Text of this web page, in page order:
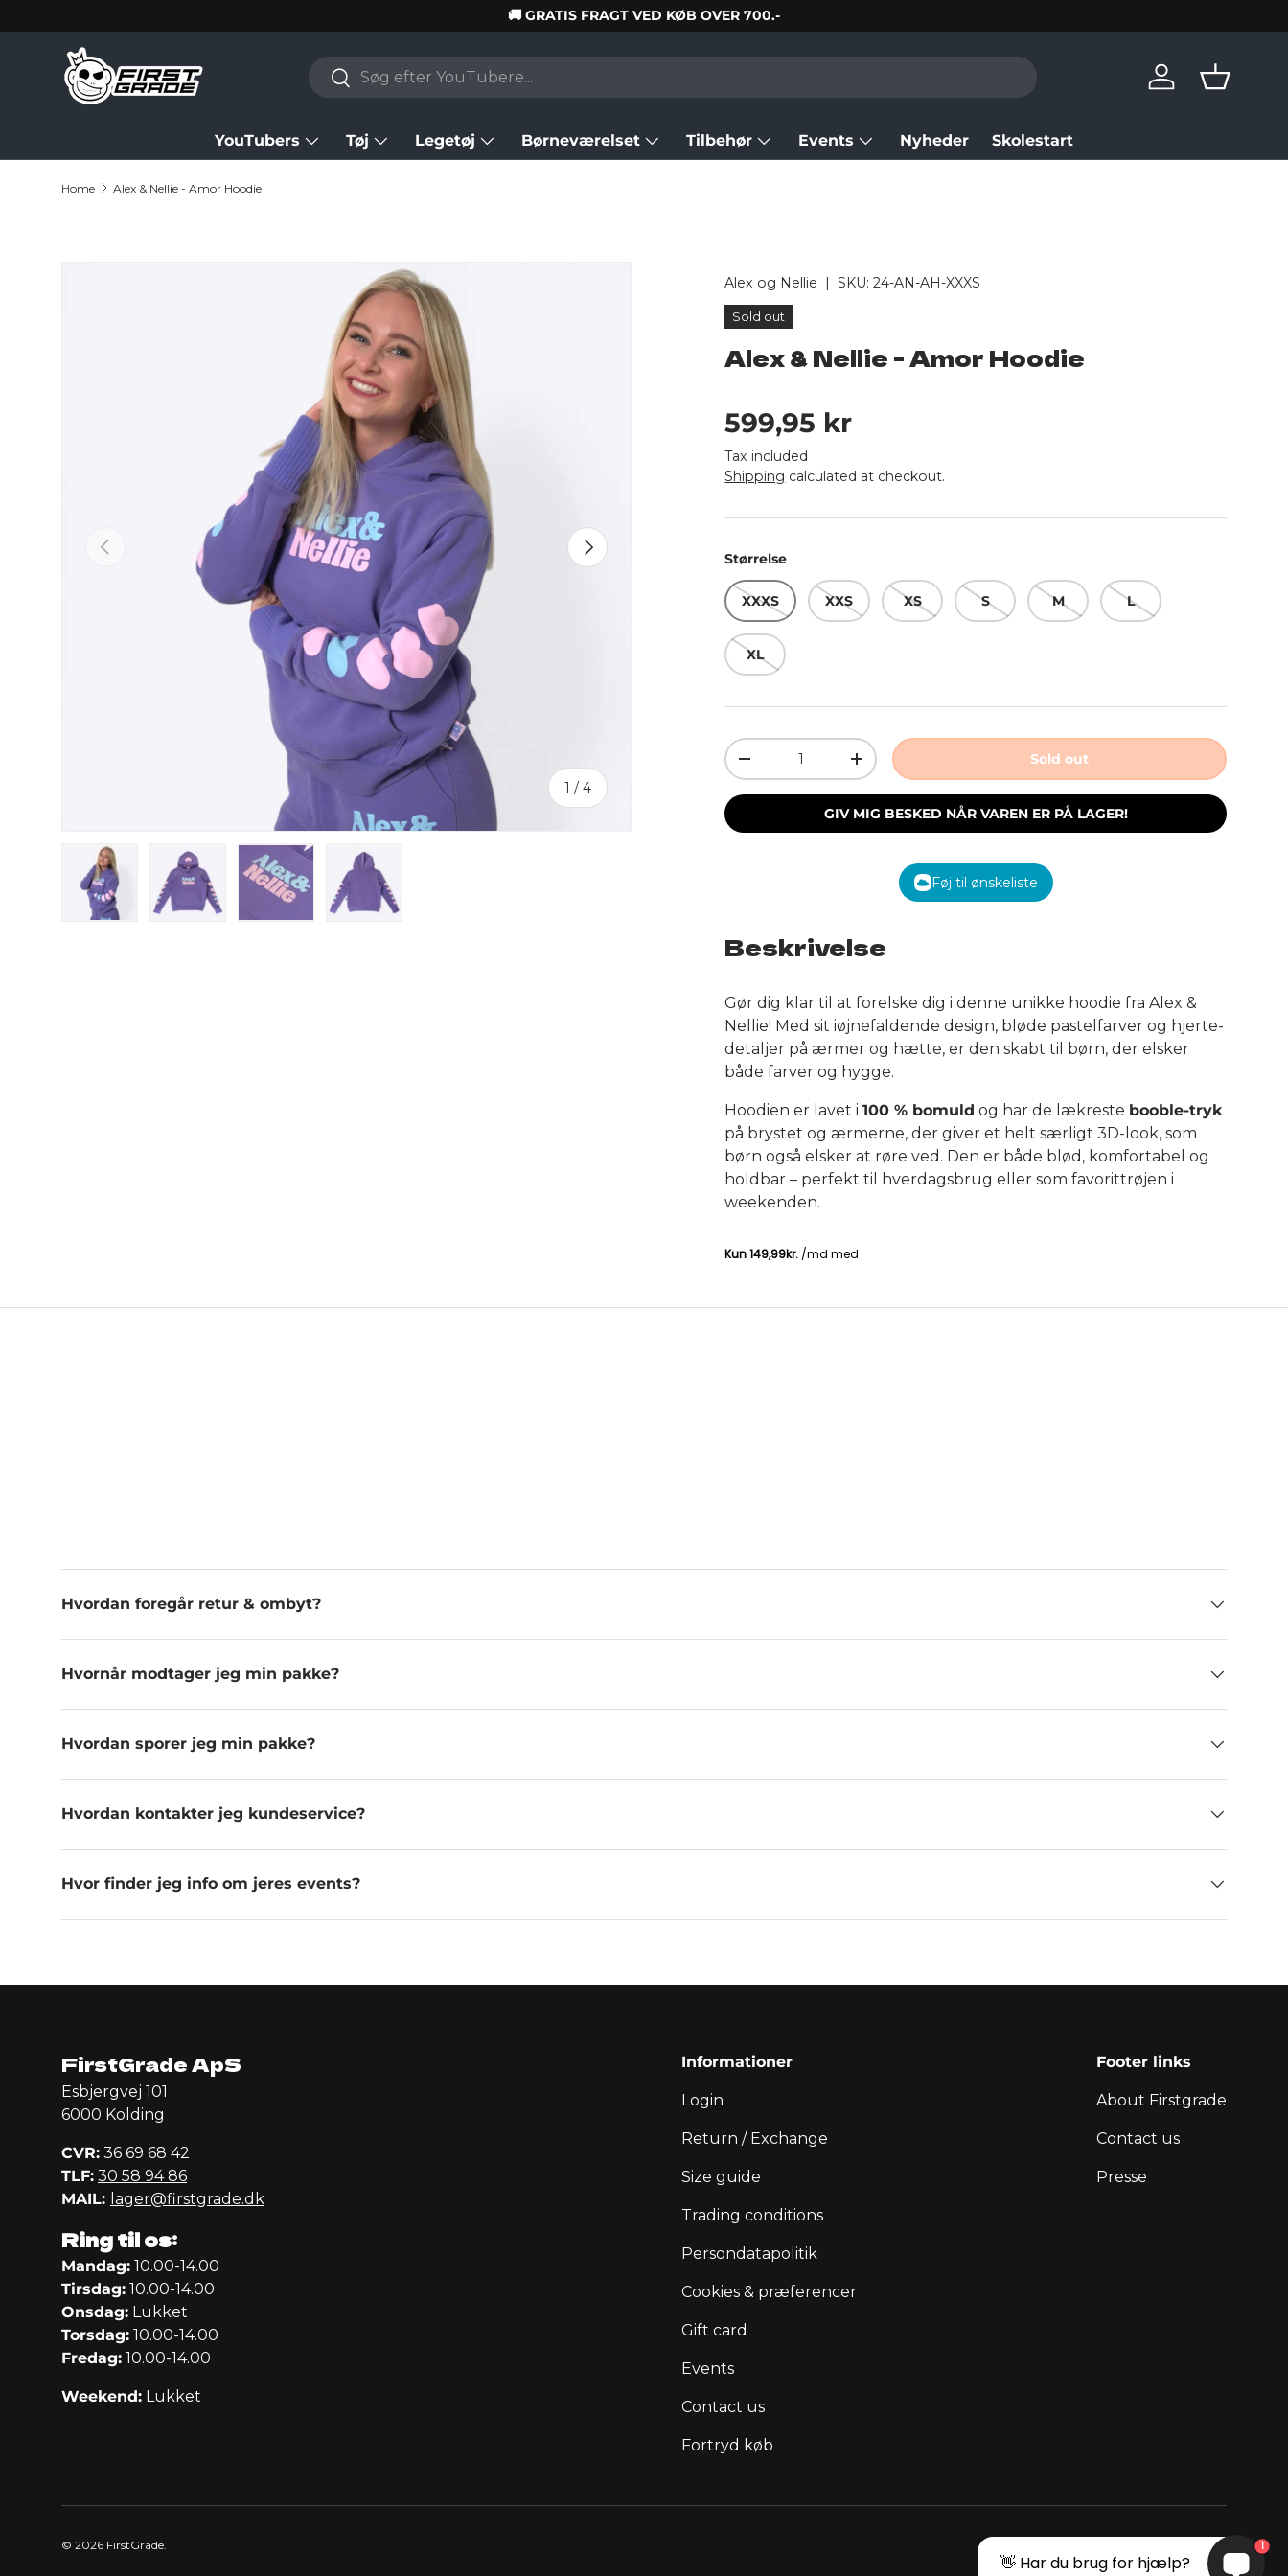
Skip to content
🚚 GRATIS FRAGT VED KØB OVER 700.-
Search
Search
Log in Basket
YouTubers Tøj Legetøj Børneværelset Tilbehør Events Nyheder Skolestart
Home Alex & Nellie - Amor Hoodie
Previous
1 /of
4
Next
Alex og Nellie |SKU: 24-AN-AH-XXXS
Sold out
Alex & Nellie - Amor Hoodie
Regular price
599,95 kr
Tax included
Shipping calculated at checkout.
Størrelse
XXXS XXS XS S M L
XL
Qty
Decrease quantityIncrease quantity Sold out
GIV MIG BESKED NÅR VAREN ER PÅ LAGER!
Føj til ønskeliste
Beskrivelse
Gør dig klar til at forelske dig i denne unikke hoodie fra Alex &
Nellie! Med sit iøjnefaldende design, bløde pastelfarver og hjerte-
detaljer på ærmer og hætte, er den skabt til børn, der elsker
både farver og hygge.
Hoodien er lavet i100 % bomuld og har de lækreste booble-tryk
på brystet og ærmerne, der giver et helt særligt 3D-look, som
børn også elsker at røre ved. Den er både blød, komfortabel og
holdbar – perfekt til hverdagsbrug eller som favorittrøjen i
weekenden.
Hvordan foregår retur & ombyt?
Hvornår modtager jeg min pakke?
Hvordan sporer jeg min pakke?
Hvordan kontakter jeg kundeservice?
Hvor finder jeg info om jeres events?
FirstGrade ApS
Esbjergvej 101
6000 Kolding
CVR: 36 69 68 42
TLF: 30 58 94 86
MAIL: lager@firstgrade.dk
Ring til os:
Mandag: 10.00-14.00
Tirsdag: 10.00-14.00
Onsdag: Lukket
Torsdag: 10.00-14.00
Fredag: 10.00-14.00
Weekend: Lukket
Informationer
Login
Return / Exchange
Size guide
Trading conditions
Persondatapolitik
Cookies & præferencer
Gift card
Events
Contact us
Fortryd køb
Footer links
About Firstgrade
Contact us
Presse
© 2026 FirstGrade
👋 Har du brug for hjælp?
1